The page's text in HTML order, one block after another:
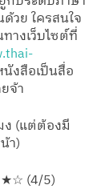
วย ใครสนใจ
างเว็บไซต์ที่
นังสือเป็นสื่อ
จ้า
(แต่ต้องมี
า)
(4/5)